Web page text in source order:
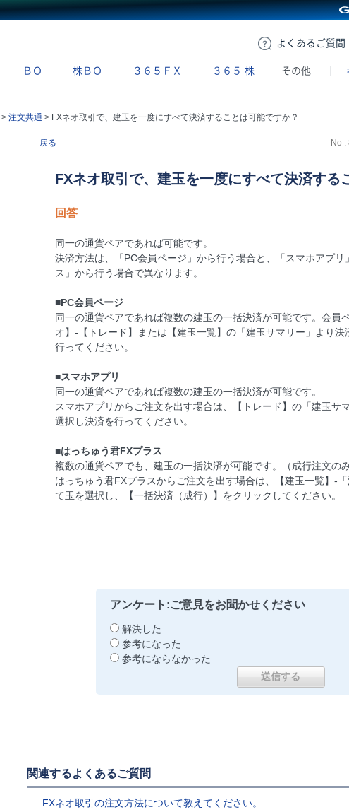
よくある ご質問
ＢＯ 株ＢＯ ３６５ＦＸ ３６５ 株 その他
> 注文共通 > FXネオ取引で、建玉を一度にすべて決済することは可能ですか？
戻る No :
FXネオ取引で、建玉を一度にすべて決済する
回答
同一の通貨ペアであれば可能です。
決済方法は、「PC会員ページ」から行う場合と、「スマホアプ
ス」から行う場合で異なります。
■PC会員ページ
同一の通貨ペアであれば複数の建玉の一括決済が可能です。会員
オ】-【トレード】または【建玉一覧】の「建玉サマリー」より
行ってください。
■スマホアプリ
同一の通貨ペアであれば複数の建玉の一括決済が可能です。
スマホアプリからご注文を出す場合は、【トレード】の「建玉サ
選択し決済を行ってください。
■はっちゅう君FXプラス
複数の通貨ペアでも、建玉の一括決済が可能です。（成行注文のみ
はっちゅう君FXプラスからご注文を出す場合は、【建玉一覧】-
て玉を選択し、【一括決済（成行）】をクリックしてください。
アンケート:ご意見をお聞かせください
解決した
参考になった
参考にならなかった
関連するよくあるご質問
FXネオ取引の注文方法について教えてください。